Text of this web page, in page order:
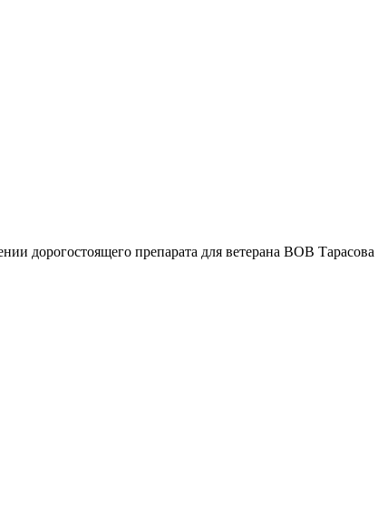
дорогостоящего препарата для ветерана ВОВ